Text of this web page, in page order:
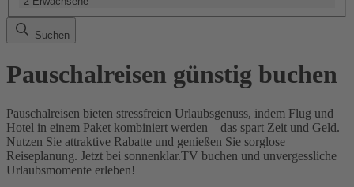
Suchen
Pauschalreisen günstig buchen
Pauschalreisen bieten stressfreien Urlaubsgenuss, indem Flug und
Hotel in einem Paket kombiniert werden – das spart Zeit und Geld.
Nutzen Sie attraktive Rabatte und genießen Sie sorglose
Reiseplanung. Jetzt bei sonnenklar.TV buchen und unvergessliche
Urlaubsmomente erleben!